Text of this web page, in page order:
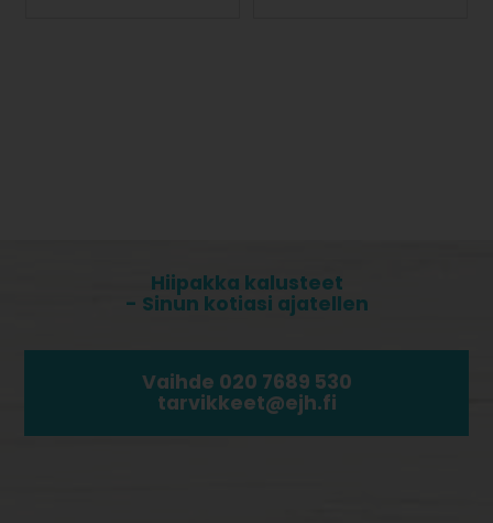
Hiipakka kalusteet
- Sinun kotiasi ajatellen
Vaihde 020 7689 530
tarvikkeet@ejh.fi